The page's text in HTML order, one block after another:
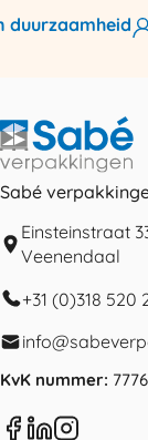
Sabé
Einsteinstraat
Veenendaal
+31 (0)318 520
KvK nummer: